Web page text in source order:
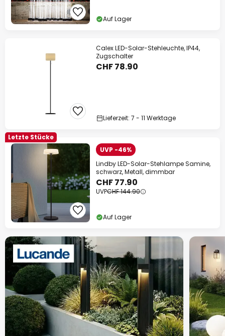
Auf Lager
Calex LED-Solar-Stehleuchte, IP44,
Zugschalter
CHF 78.90
Lieferzeit: 7 - 11 Werktage
Letzte Stücke
UVP -46%
Lindby LED-Solar-Stehlampe Samine,
schwarz, Metall, dimmbar
CHF 77.90
UVPCHF 144.90
Auf Lager